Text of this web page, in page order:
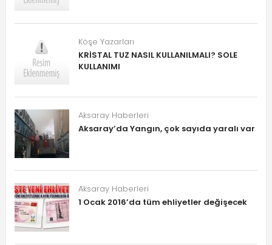
Köşe Yazarları
KRİSTAL TUZ NASIL KULLANILMALI? SOLE
KULLANIMI
Aksaray Haberleri
Aksaray’da Yangın, çok sayıda yaralı var
Aksaray Haberleri
1 Ocak 2016’da tüm ehliyetler değişecek